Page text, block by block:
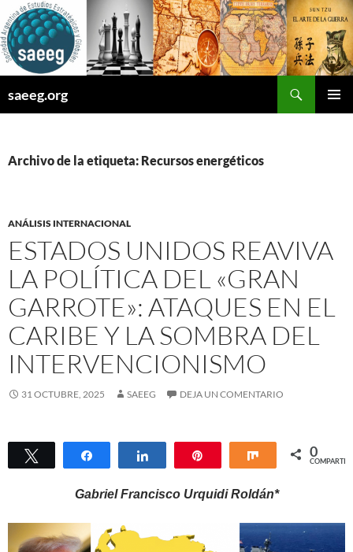
Saltar
al
contenido
saeeg.org
Archivo de la etiqueta: Recursos energéticos
ANÁLISIS INTERNACIONAL
ESTADOS UNIDOS REAVIVA
LA POLÍTICA DEL «GRAN
GARROTE»: ATAQUES EN EL
CARIBE Y LA SOMBRA DEL
INTERVENCIONISMO
31 OCTUBRE, 2025 SAEEG DEJA UN COMENTARIO
Twittear Compartir Compartir Compartir
0
COMPARTIR
Gabriel Francisco Urquidi Roldán*